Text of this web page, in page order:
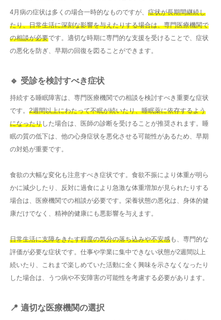
4月病の症状は多くの場合一時的なものですが、 症状が長期間継続し
たり、日常生活に深刻な影響を与えたりする場合は、専門医療機関で
の相談が必要です。適切な時期に専門的な支援を受けることで、症状
の悪化を防ぎ、早期の回復を図ることができます。
🔹 受診を検討すべき症状
持続する睡眠障害は、専門医療機関での相談を検討すべき重要な症状
です。 2週間以上にわたって不眠が続いたり、睡眠薬に依存するよう
になったりした場合は、医師の診断を受けることが推奨されます。睡
眠の質の低下は、他の心身症状を悪化させる可能性があるため、早期
の対処が重要です。
食欲の大幅な変化も注意すべき症状です。食欲不振により体重が明ら
かに減少したり、反対に過食により急激な体重増加が見られたりする
場合は、医療機関での相談が必要です。栄養状態の悪化は、身体的健
康だけでなく、精神的健康にも悪影響を与えます。
日常生活に支障をきたす程度の気分の落ち込みや不安感も、専門的な
評価が必要な症状です。仕事や学業に集中できない状態が2週間以上
続いたり、これまで楽しめていた活動に全く興味を示さなくなったり
した場合は、うつ病や不安障害の可能性を考慮する必要があります。
📍 適切な医療機関の選択